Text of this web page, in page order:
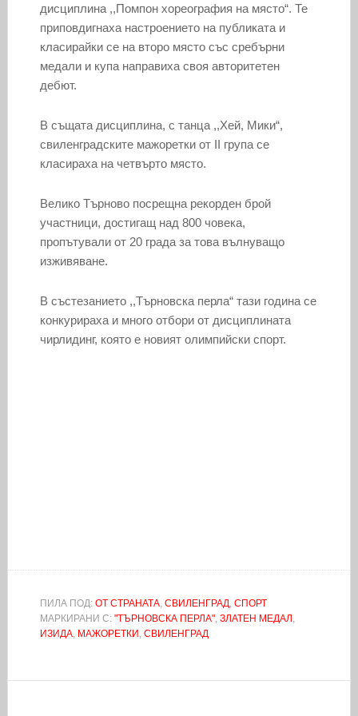
дисциплина ,,Помпон хореография на място“. Те
приповдигнаха настроението на публиката и
класирайки се на второ място със сребърни
медали и купа направиха своя авторитетен
дебют.
В същата дисциплина, с танца ,,Хей, Мики“,
свиленградските мажоретки от II група се
класираха на четвърто място.
Велико Търново посрещна рекорден брой
участници, достигащ над 800 човека,
пропътували от 20 града за това вълнуващо
изживяване.
В състезанието ,,Търновска перла“ тази година се
конкурираха и много отбори от дисциплината
чирлидинг, която е новият олимпийски спорт.
ПИЛА ПОД: ОТ СТРАНАТА, СВИЛЕНГРАД, СПОРТ
МАРКИРАНИ С: "ТЪРНОВСКА ПЕРЛА", ЗЛАТЕН МЕДАЛ ,
ИЗИДА, МАЖОРЕТКИ , СВИЛЕНГРАД